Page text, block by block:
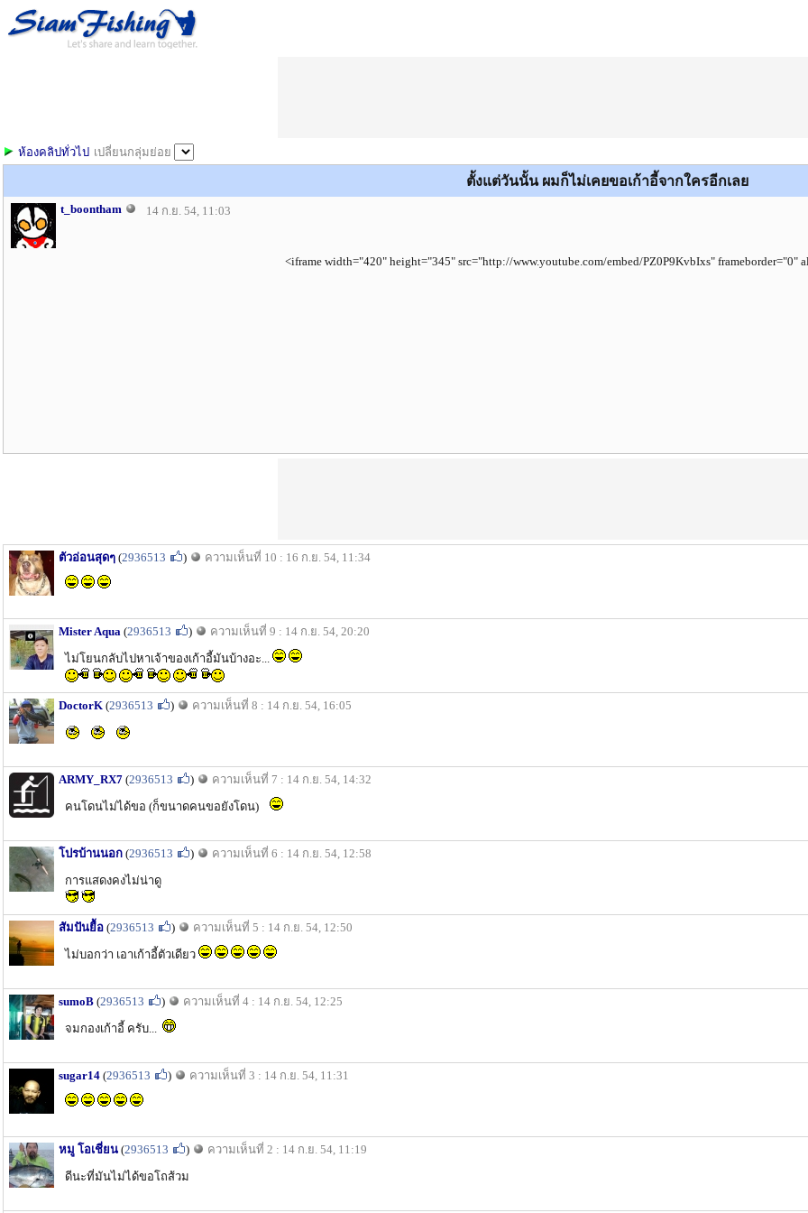
เปลี่ยนกลุ่มย่อย
ห้องคลิปทั่วไป
ตั้งแต่วันนั้น ผมก็ไม่เคยขอเก้าอี้จากใครอีกเลย
t_boontham 14 ก.ย. 54, 11:03
<iframe width="420" height="345" src="http://www.youtube.com/embed/PZ0P9KvbIxs" frameborder="0"
ตัวอ่อนสุดๆ (2936513 ) ความเห็นที่ 10 : 16 ก.ย. 54, 11:34
Mister Aqua (2936513 ) ความเห็นที่ 9 : 14 ก.ย. 54, 20:20
ไม่โยนกลับไปหาเจ้าของเก้าอี้มันบ้างอะ...
DoctorK (2936513 ) ความเห็นที่ 8 : 14 ก.ย. 54, 16:05
ARMY_RX7 (2936513 ) ความเห็นที่ 7 : 14 ก.ย. 54, 14:32
คนโดนไม่ได้ขอ (ก็ขนาดคนขอยังโดน)
โปรบ้านนอก (2936513 ) ความเห็นที่ 6 : 14 ก.ย. 54, 12:58
การแสดงคงไม่น่าดู
สัมปันยื้อ (2936513 ) ความเห็นที่ 5 : 14 ก.ย. 54, 12:50
ไม่บอกว่า เอาเก้าอี้ตัวเดียว
sumoB (2936513 ) ความเห็นที่ 4 : 14 ก.ย. 54, 12:25
จมกองเก้าอี้ ครับ...
sugar14 (2936513 ) ความเห็นที่ 3 : 14 ก.ย. 54, 11:31
หมู โอเชี่ยน (2936513 ) ความเห็นที่ 2 : 14 ก.ย. 54, 11:19
ดีนะที่มันไม่ได้ขอโถส้วม